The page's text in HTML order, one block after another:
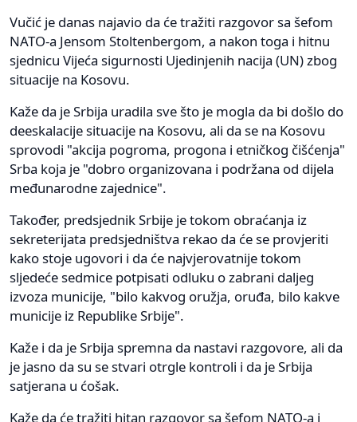
Vučić je danas najavio da će tražiti razgovor sa šefom
NATO-a Jensom Stoltenbergom, a nakon toga i hitnu
sjednicu Vijeća sigurnosti Ujedinjenih nacija (UN) zbog
situacije na Kosovu.
Kaže da je Srbija uradila sve što je mogla da bi došlo do
deeskalacije situacije na Kosovu, ali da se na Kosovu
sprovodi "akcija pogroma, progona i etničkog čišćenja"
Srba koja je "dobro organizovana i podržana od dijela
međunarodne zajednice".
Također, predsjednik Srbije je tokom obraćanja iz
sekreterijata predsjedništva rekao da će se provjeriti
kako stoje ugovori i da će najvjerovatnije tokom
sljedeće sedmice potpisati odluku o zabrani daljeg
izvoza municije, "bilo kakvog oružja, oruđa, bilo kakve
municije iz Republike Srbije".
Kaže i da je Srbija spremna da nastavi razgovore, ali da
je jasno da su se stvari otrgle kontroli i da je Srbija
satjerana u ćošak.
Kaže da će tražiti hitan razgovor sa šefom NATO-a i